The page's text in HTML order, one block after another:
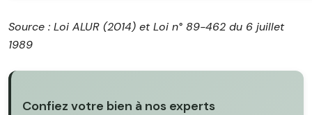
Source : Loi ALUR (2014) et Loi n° 89-462 du 6 juillet
1989
Confiez votre bien à nos experts